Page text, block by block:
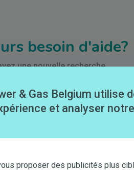
besoin d'aide?
une nouvelle recherche
& Gas Belgium utilise
et analyser
proposer des publicités plus